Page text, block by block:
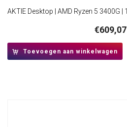
€609,07
Toevoegen aan winkelwagen